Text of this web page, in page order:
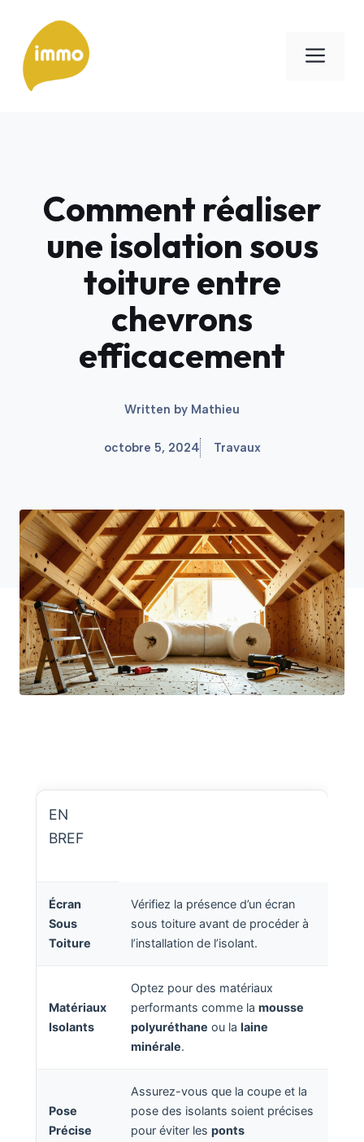
contenu
Comment réaliser
une isolation sous
toiture entre
chevrons
efficacement
Written by Mathieu
octobre 5, 2024 Travaux
EN
BREF
Écran
Sous
Toiture
Vérifiez la présence d’un écran
sous toiture avant de procéder à
l’installation de l’isolant.
Matériaux
Isolants
Optez pour des matériaux
performants comme la mousse
polyuréthane ou la laine
minérale.
Pose
Précise
Assurez-vous que la coupe et la
pose des isolants soient précises
pour éviter les ponts